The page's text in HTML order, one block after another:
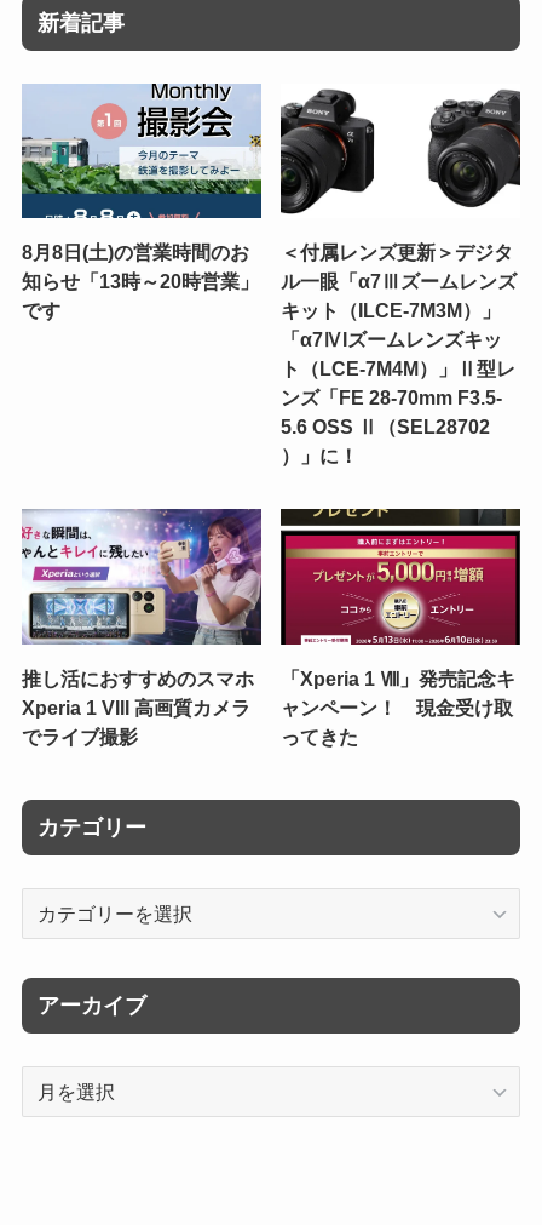
新着記事
8月8日(土)の営業時間のお
知らせ「13時～20時営業」
です
＜付属レンズ更新＞デジタ
ル一眼「α7Ⅲズームレンズ
キット（ILCE-7M3M）」
「α7ⅣIズームレンズキッ
ト（LCE-7M4M）」Ⅱ型レ
ンズ「FE 28-70mm F3.5-
5.6 OSS Ⅱ（SEL28702
）」に！
推し活におすすめのスマホ
Xperia 1 VIII 高画質カメラ
でライブ撮影
「Xperia 1 Ⅷ」発売記念キ
ャンペーン！ 現金受け取
ってきた
カテゴリー
リ
ー
アーカイブ